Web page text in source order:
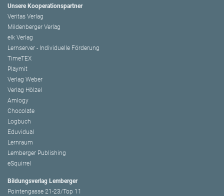
Unsere Kooperationspartner
Veritas Verlag
Mildenberger Verlag
elk Verlag
Lernserver - Individuelle Förderung
TimeTEX
Playmit
Verlag Weber
Verlag Hölzel
Amlogy
Chocolate
Logbuch
Eduvidual
Lernraum
Lemberger Publishing
eSquirrel
Bildungsverlag Lemberger
Pointengasse 21-23/Top 11